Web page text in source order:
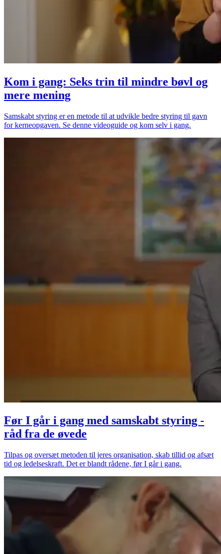
Kom i gang: Seks trin til mindre bøvl og
mere mening
Samskabt styring er en metode til at udvikle bedre styring til gavn
for kerneopgaven. Se denne videoguide og kom selv i gang.
Før I går i gang med samskabt styring -
råd fra de øvede
Tilpas og oversæt metoden til jeres organisation, skab tillid og afsæt
tid og ledelseskraft. Det er blandt rådene, før I går i gang.